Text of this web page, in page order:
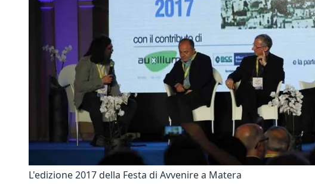
L'edizione 2017 della Festa di Avvenire a Matera